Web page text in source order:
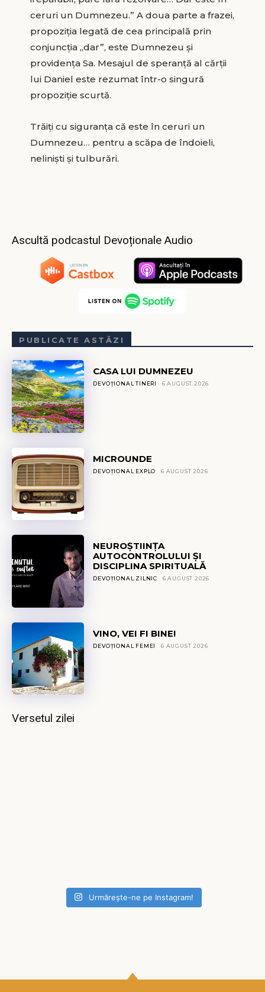
ceruri un Dumnezeu.” A doua parte a frazei,
propoziţia legată de cea principală prin
conjuncţia „dar”, este Dumnezeu şi
providenţa Sa. Mesajul de speranţă al cărţii
lui Daniel este rezumat într-o singură
propoziţie scurtă.
Trăiţi cu siguranţa că este în ceruri un
Dumnezeu… pentru a scăpa de îndoieli,
nelinişti şi tulburări.
Ascultă podcastul Devoționale Audio
PUBLICATE ASTĂZI
CASA LUI DUMNEZEU
DEVOȚIONAL TINERI 6 AUGUST 2026
MICROUNDE
DEVOȚIONAL EXPLO 6 AUGUST 2026
NEUROȘTIINȚA
AUTOCONTROLULUI ȘI
DISCIPLINA SPIRITUALĂ
DEVOȚIONAL ZILNIC 6 AUGUST 2026
VINO, VEI FI BINE!
DEVOȚIONAL FEMEI 6 AUGUST 2026
Versetul zilei
Urmărește-ne pe Instagram!